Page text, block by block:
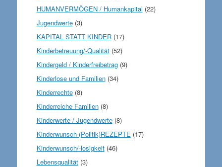
HUMANVERMÖGEN / Humankapital (22)
Jugendwerte(3)
KAPITAL STATT KINDER(17)
Kinderbetreuung/-Qualität(52)
Kindergeld / Kinderfreibetrag(9)
Kinderlose und Familien(34)
Kinderrechte(8)
Kinderreiche Familien(8)
Kinderwerte / Jugendwerte(8)
Kinderwunsch-(Politik)REZEPTE (17)
Kinderwunsch/-losigkeit(46)
Lebensqualität(3)